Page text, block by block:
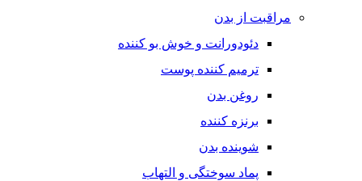
مراقبت از بدن
دئودورانت و خوش بو کننده
ترمیم کننده پوست
روغن بدن
برنزه کننده
شوینده بدن
پماد سوختگی و التهاب